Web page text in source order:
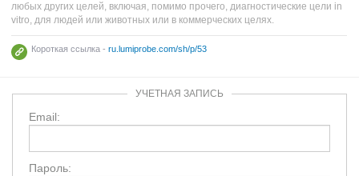
любых других целей, включая, помимо прочего, диагностические цели in
vitro, для людей или животных или в коммерческих целях.
Короткая ссылка - ru.lumiprobe.com/sh/p/53
УЧЕТНАЯ ЗАПИСЬ
Email:
Пароль: